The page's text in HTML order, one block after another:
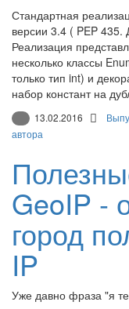
Стандартная
версии 3.4 ( PEP 435.
Реализация
несколько классы
только тип int) и
набор констант на
13.02.2016
автора
GeoIP -
город
IP
Уже давно фраза "я